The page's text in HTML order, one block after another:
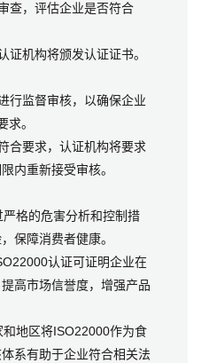
查，评估企业是否符合
证机构将颁发认证证书。
行监督审核，以确保企业
求。
合要求，认证机构将要求
内重新接受审核。
格的危害分析和控制措
保障消费者健康。
认证可证明企业在
高市场信誉度，增强产品
地区将ISO22000作为食
系有助于企业符合相关法